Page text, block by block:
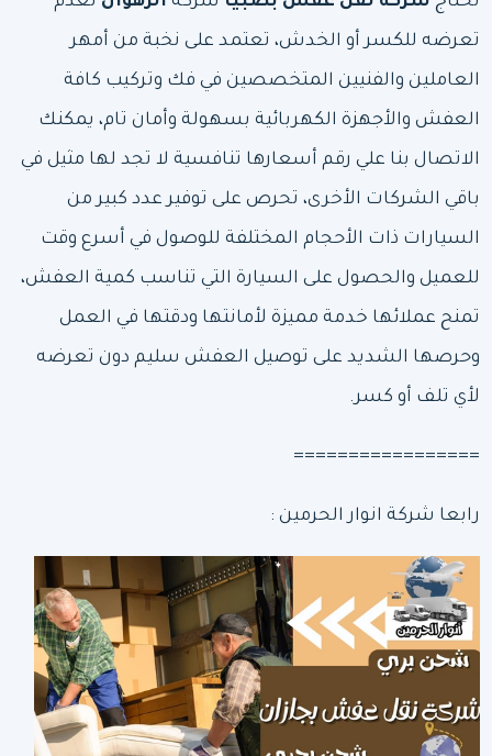
تعرضه للكسر أو الخدش، تعتمد على نخبة من أمهر
العاملين والفنيين المتخصصين في فك وتركيب كافة
العفش والأجهزة الكهربائية بسهولة وأمان تام، يمكنك
الاتصال بنا علي رقم أسعارها تنافسية لا تجد لها مثيل في
باقي الشركات الأخرى، تحرص على توفير عدد كبير من
السيارات ذات الأحجام المختلفة للوصول في أسرع وقت
للعميل والحصول على السيارة التي تناسب كمية العفش،
تمنح عملائها خدمة مميزة لأمانتها ودقتها في العمل
وحرصها الشديد على توصيل العفش سليم دون تعرضه
لأي تلف أو كسر.
=================
رابعا شركة انوار الحرمين :